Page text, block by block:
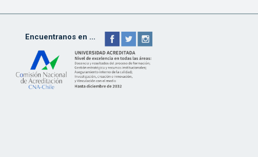
Encuentranos en ...